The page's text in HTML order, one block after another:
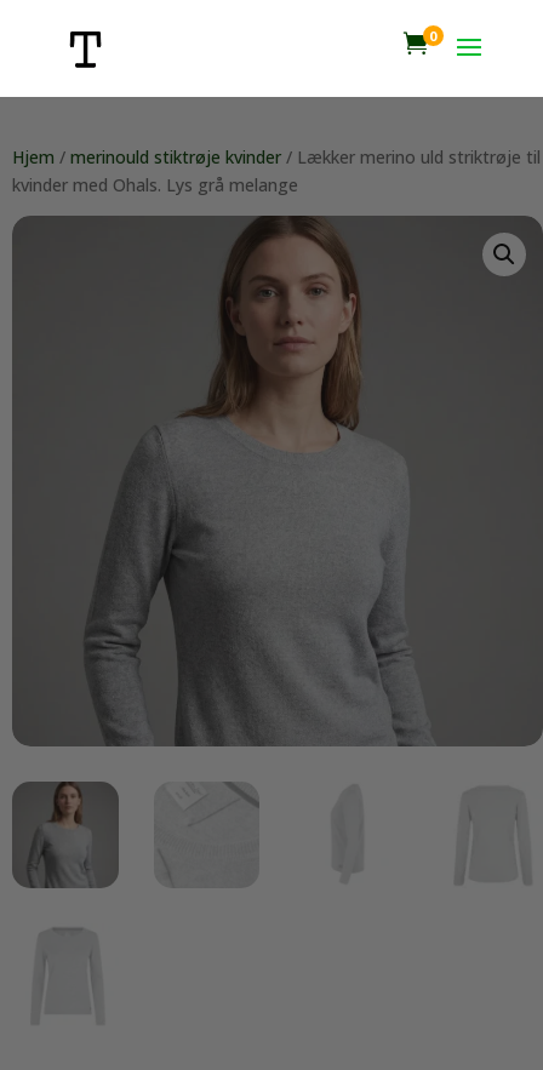
0
Hjem / merinould stiktrøje kvinder / Lækker merino uld striktrøje til
kvinder med Ohals. Lys grå melange